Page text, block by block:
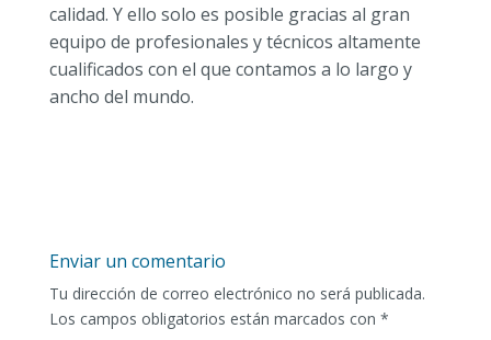
calidad. Y ello solo es posible gracias al gran
equipo de profesionales y técnicos altamente
cualificados con el que contamos a lo largo y
ancho del mundo.
Enviar un comentario
Tu dirección de correo electrónico no será publicada.
Los campos obligatorios están marcados con *